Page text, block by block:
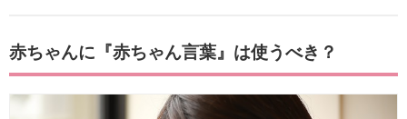
赤ちゃんに『赤ちゃん言葉』は使うべき？